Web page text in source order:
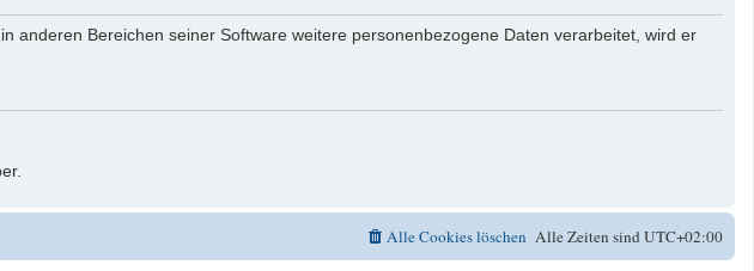
anderen Bereichen seiner Software weitere personenbezogene Daten verarbeitet, wird er
Alle Zeiten sindUTC+02:00
Alle Cookies löschen